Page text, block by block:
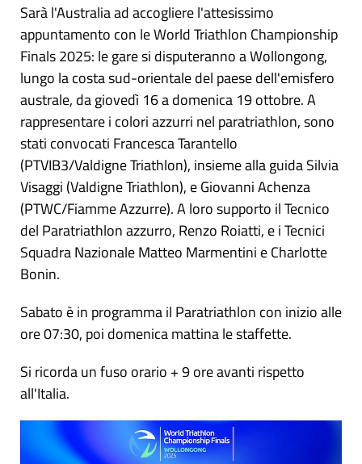
Sarà l'Australia ad accogliere l'attesissimo
appuntamento con le World Triathlon Championship
Finals 2025: le gare si disputeranno a Wollongong,
lungo la costa sud-orientale del paese dell'emisfero
australe, da giovedì 16 a domenica 19 ottobre. A
rappresentare i colori azzurri nel paratriathlon, sono
stati convocati Francesca Tarantello
(PTVIB3/Valdigne Triathlon), insieme alla guida Silvia
Visaggi (Valdigne Triathlon), e Giovanni Achenza
(PTWC/Fiamme Azzurre). A loro supporto il Tecnico
del Paratriathlon azzurro, Renzo Roiatti, e i Tecnici
Squadra Nazionale Matteo Marmentini e Charlotte
Bonin.
Sabato è in programma il Paratriathlon con inizio alle
ore 07:30, poi domenica mattina le staffette.
Si ricorda un fuso orario + 9 ore avanti rispetto
all'Italia.